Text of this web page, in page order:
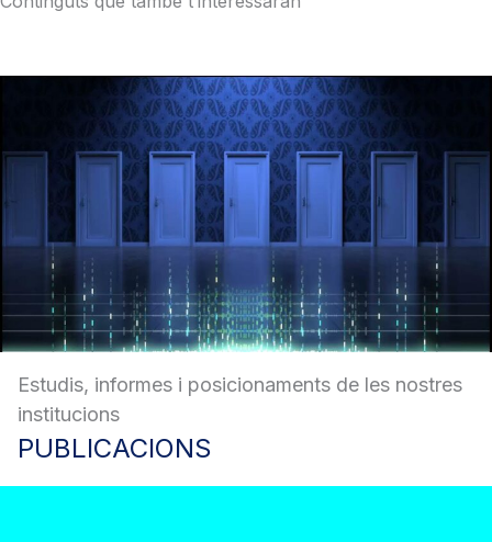
Estudis, informes i posicionaments de les nostres
institucions
PUBLICACIONS